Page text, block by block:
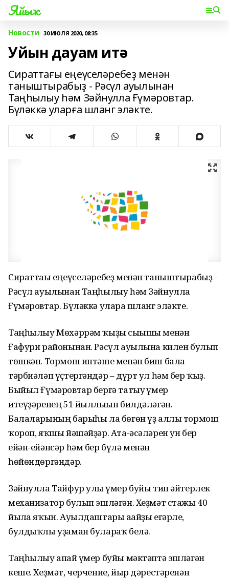
Яйыҡ
Новости 30 ИЮЛЯ 2020, 08:35
Уйын дауам итә
Сираттағы еңеүселәребеҙ менән
таныштырабыҙ - Рәсүл ауылынан
Таңһылыу һәм Зәйнулла Ғүмәровтар.
Бүләккә уларға шланг эләкте.
Сираттағы еңеүселәребеҙ менән таныштырабыҙ -
Рәсүл ауылынан Таңһылыу һәм Зәйнулла
Ғүмәровтар. Бүләккә уларға шланг эләкте.
Таңһылыу Мөхәррәм ҡыҙы сығышы менән
Ғафури районынан. Рәсүл ауылына килен булып
төшкән. Тормош иптәше менән биш бала
тәрбиәләп үҫтергәндәр – дүрт ул һәм бер ҡыҙ.
Быйыл Ғүмәровтар бергә татыу ғүмер
итеүҙәренең 51 йыллығын билдәләгән.
Балаларының барыһы ла бөгөн үҙ аллы тормош
ҡороп, яҡшы йәшәйҙәр. Ата-әсәләрен ун бер
ейән-ейәнсәр һәм бер бүлә менән
һөйөндөргәндәр.
Зәйнулла Тайфур улы ғүмер буйы тип әйтерлек
механизатор булып эшләгән. Хеҙмәт стажы 40
йылға яҡын. Ауылдаштары ағайҙы егәрле,
булдыҡлы уҙаман булараҡ белә.
Таңһылыу апай ғүмер буйы мәктәптә эшләгән
кеше. Хеҙмәт, черчение, йыр дәрестәренән